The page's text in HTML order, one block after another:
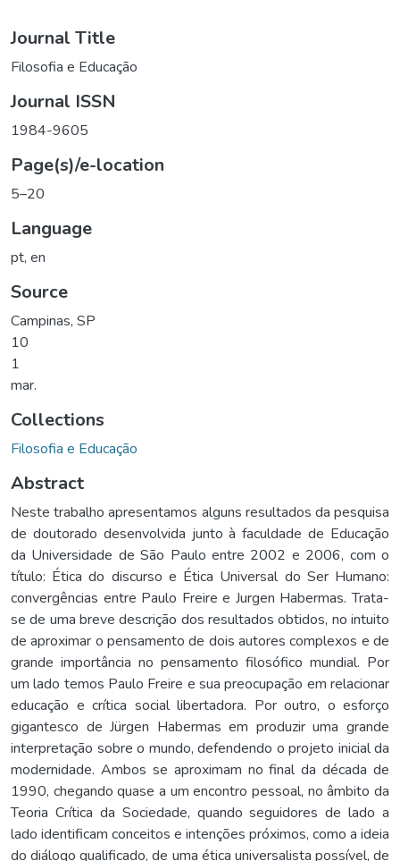
Journal Title
Filosofia e Educação
Journal ISSN
1984-9605
Page(s)/e-location
5–20
Language
pt, en
Source
Campinas, SP
10
1
mar.
Collections
Filosofia e Educação
Abstract
Neste trabalho apresentamos alguns resultados da pesquisa
de doutorado desenvolvida junto à faculdade de Educação
da Universidade de São Paulo entre 2002 e 2006, com o
título: Ética do discurso e Ética Universal do Ser Humano:
convergências entre Paulo Freire e Jurgen Habermas. Trata-
se de uma breve descrição dos resultados obtidos, no intuito
de aproximar o pensamento de dois autores complexos e de
grande importância no pensamento filosófico mundial. Por
um lado temos Paulo Freire e sua preocupação em relacionar
educação e crítica social libertadora. Por outro, o esforço
gigantesco de Jürgen Habermas em produzir uma grande
interpretação sobre o mundo, defendendo o projeto inicial da
modernidade. Ambos se aproximam no final da década de
1990, chegando quase a um encontro pessoal, no âmbito da
Teoria Crítica da Sociedade, quando seguidores de lado a
lado identificam conceitos e intenções próximos, como a ideia
do diálogo qualificado, de uma ética universalista possível, de